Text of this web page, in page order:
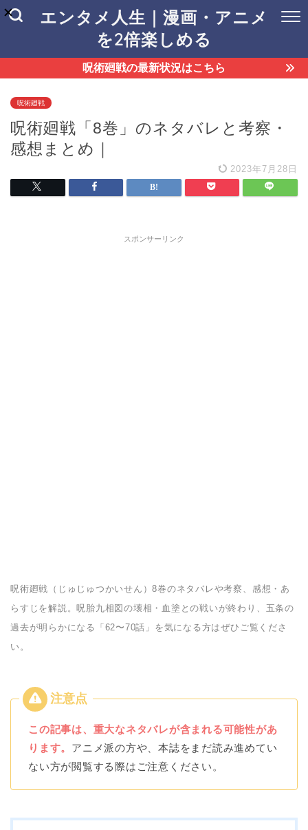
エンタメ人生｜漫画・アニメ
を2倍楽しめる
呪術廻戦の最新状況はこちら
呪術廻戦
呪術廻戦「8巻」のネタバレと考察・
感想まとめ｜
2023年7月28日
スポンサーリンク
呪術廻戦（じゅじゅつかいせん）8巻のネタバレや考察、感想・あ
らすじを解説。呪胎九相図の壊相・血塗との戦いが終わり、五条の
過去が明らかになる「62〜70話」を気になる方はぜひご覧くださ
い。
この記事は、重大なネタバレが含まれる可能性があ
ります。 アニメ派の方や、本誌をまだ読み進めてい
ない方が閲覧する際はご注意ください。